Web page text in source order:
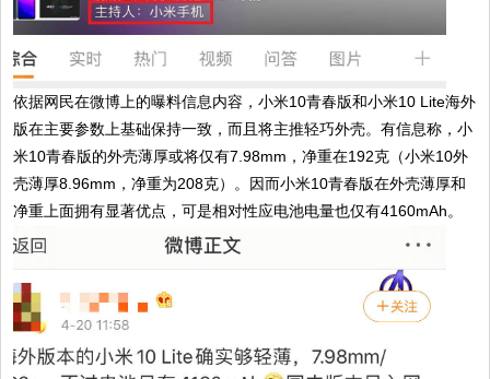
依据网民在微博上的曝料信息内容，小米10青春版和小米10 Lite海外
版在主要参数上基础保持一致，而且将主推轻巧外壳。有信息称，小
米10青春版的外壳薄厚或将仅有7.98mm，净重在192克（小米10外
壳薄厚8.96mm，净重为208克）。因而小米10青春版在外壳薄厚和
净重上面拥有显著优点，可是相对性应电池电量也仅有4160mAh。